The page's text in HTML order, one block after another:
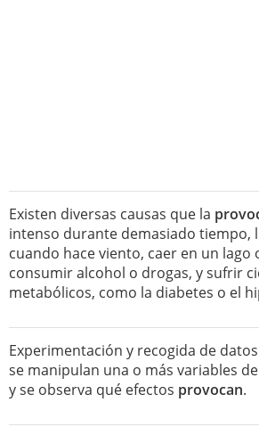
Existen diversas causas que la
intenso durante demasiado tiempo,
cuando hace viento, caer en un lago
consumir alcohol o drogas, y sufrir
metabólicos, como la diabetes o el
Experimentación y recogida de
se manipulan una o más variables
y se observa qué efectos provocan.